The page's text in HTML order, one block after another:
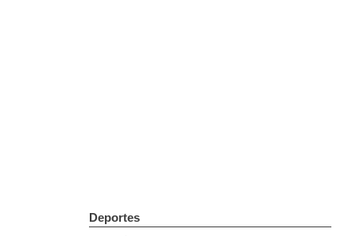
Deportes